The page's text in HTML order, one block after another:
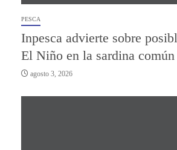
PESCA
Inpesca advierte sobre
El Niño en la sardina común
agosto 3, 2026